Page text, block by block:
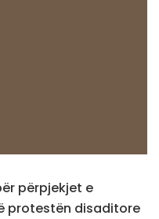
përpjekjet e
protestën disaditore